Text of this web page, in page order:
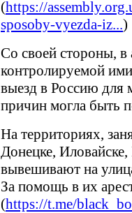
(https://
sposoby-vyezda-iz...)
Со своей стороны, в
контролируемой
выезд в Россию для
причин могла быть
На территориях,
Донецке, Иловайске,
вывешивают на
За помощь в их
(https://t.me/